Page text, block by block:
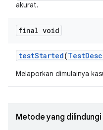
akurat.
final void
testStarted(Test
Melaporkan dimulainya
Metode yang dilindungi